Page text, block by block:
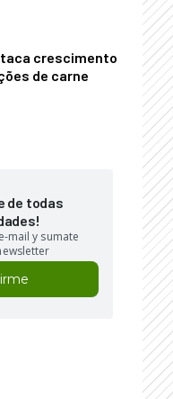
crescimento
de carne
de todas
mail y sumate